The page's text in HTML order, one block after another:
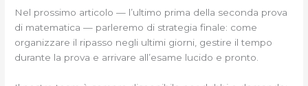
Nel prossimo articolo — l’ultimo prima della seconda prova
di matematica — parleremo di strategia finale: come
organizzare il ripasso negli ultimi giorni, gestire il tempo
durante la prova e arrivare all’esame lucido e pronto.